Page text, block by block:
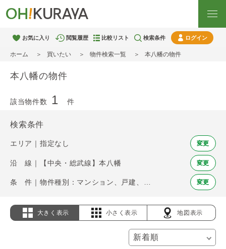
お気に入り 閲覧履歴 比較リスト 検索条件 ログイン
ホーム 買いたい 物件検索一覧 本八幡の物件
本八幡の物件
該当物件数 1 件
検索条件
エリア｜指定なし 変更
沿 線｜【中央・総武線】本八幡 変更
変更
大きく表示 小さく表示 地図表示